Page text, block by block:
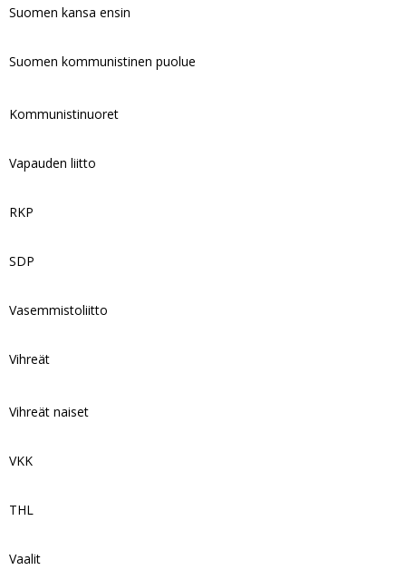
Suomen kansa ensin
Suomen kommunistinen puolue
Kommunistinuoret
Vapauden liitto
RKP
SDP
Vasemmistoliitto
Vihreät
Vihreät naiset
VKK
THL
Vaalit